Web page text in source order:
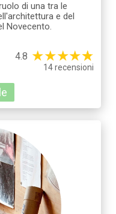
di una tra le
e del
Novecento.
4.8 ★★★★☆
★
14 recensioni